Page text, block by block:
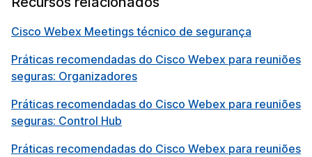
Cisco Webex Meetings técnico de segurança
Práticas recomendadas do Cisco Webex para reuniões
seguras: Organizadores
Práticas recomendadas do Cisco Webex para reuniões
seguras: Control Hub
Práticas recomendadas do Cisco Webex para reuniões